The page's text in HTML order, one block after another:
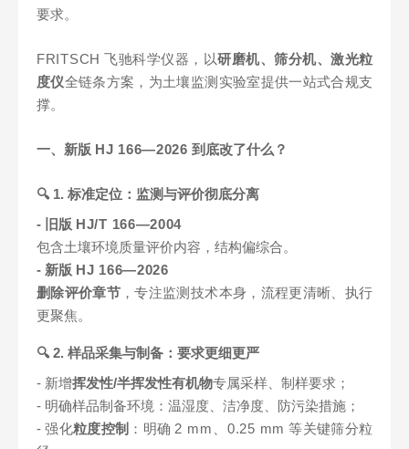
要求。
FRITSCH 飞驰科学仪器，以研磨机、筛分机、激光粒
度仪全链条方案，为土壤监测实验室提供一站式合规支
撑。
一、新版 HJ 166—2026 到底改了什么？
🔍 1. 标准定位：监测与评价彻底分离
- 旧版 HJ/T 166—2004
包含土壤环境质量评价内容，结构偏综合。
- 新版 HJ 166—2026
删除评价章节 ，专注监测技术本身，流程更清晰、执行
更聚焦。
🔍 2. 样品采集与制备：要求更细更严
- 新增挥发性/半挥发性有机物专属采样、制样要求；
- 明确样品制备环境：温湿度、洁净度、防污染措施；
- 强化粒度控制 ：明确 2 mm、0.25 mm 等关键筛分粒